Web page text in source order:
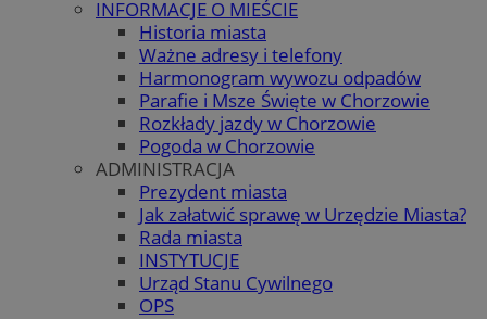
INFORMACJE O MIEŚCIE
Historia miasta
Ważne adresy i telefony
Harmonogram wywozu odpadów
Parafie i Msze Święte w Chorzowie
Rozkłady jazdy w Chorzowie
Pogoda w Chorzowie
ADMINISTRACJA
Prezydent miasta
Jak załatwić sprawę w Urzędzie Miasta?
Rada miasta
INSTYTUCJE
Urząd Stanu Cywilnego
OPS